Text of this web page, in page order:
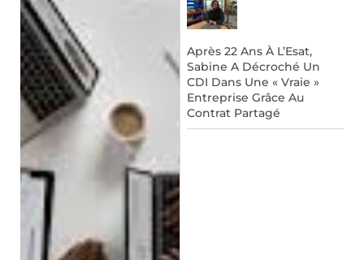
Après 22 Ans À L’Esat,
Sabine A Décroché Un
CDI Dans Une « Vraie »
Entreprise Grâce Au
Contrat Partagé